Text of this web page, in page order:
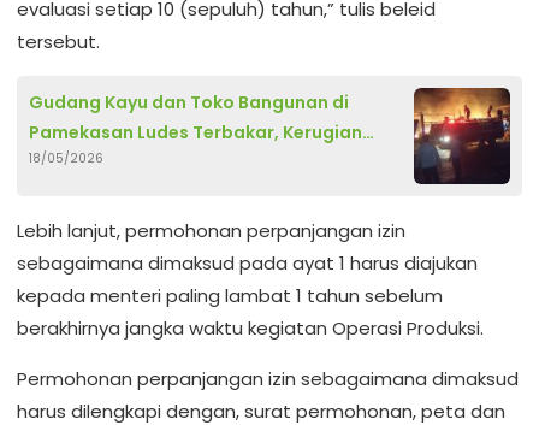
evaluasi setiap 10 (sepuluh) tahun,” tulis beleid
tersebut.
Gudang Kayu dan Toko Bangunan di
Pamekasan Ludes Terbakar, Kerugian
Capai Rp 2 Miliar
18/05/2026
Lebih lanjut, permohonan perpanjangan izin
sebagaimana dimaksud pada ayat 1 harus diajukan
kepada menteri paling lambat 1 tahun sebelum
berakhirnya jangka waktu kegiatan Operasi Produksi.
Permohonan perpanjangan izin sebagaimana dimaksud
harus dilengkapi dengan, surat permohonan, peta dan